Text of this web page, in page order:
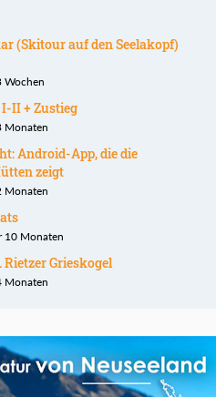
(Skitour auf den Seelakopf)
Wochen
II + Zustieg
Monaten
Android-App, die die
zeigt
Monaten
10 Monaten
Grieskogel
Monaten